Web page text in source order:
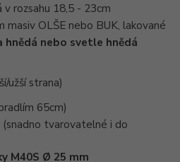
rozsahu 18,5 - 23cm
masiv OLŠE nebo BUK, lakované
hnědá nebo svetle hnědá
užší strana)
65cm)
tvarovatelné i do
M40S Ø 25 mm